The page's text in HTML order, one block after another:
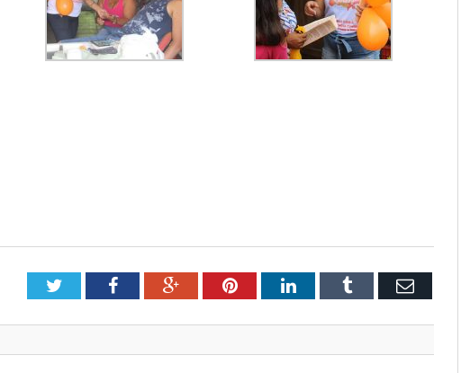
TwitterFacebookGoogle+PinterestLinkedInTumblr Email